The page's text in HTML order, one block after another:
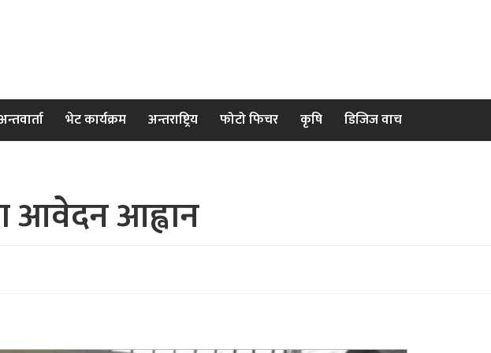
भेट कार्यक्रम अन्तराष्ट्रिय फोटो फिचर कृषि डिजिज वाच
आवेदन आह्वान